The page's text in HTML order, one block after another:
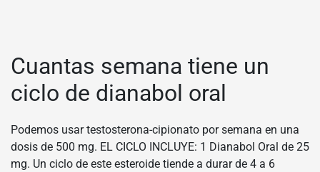
Cuantas semana tiene un
ciclo de dianabol oral
Podemos usar testosterona-cipionato por semana en una
dosis de 500 mg. EL CICLO INCLUYE: 1 Dianabol Oral de 25
mg. Un ciclo de este esteroide tiende a durar de 4 a 6